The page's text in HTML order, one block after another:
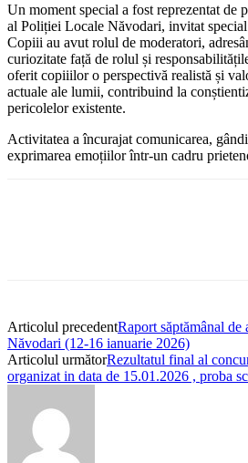
Un moment special a fost reprezentat de
al Poliției Locale Năvodari, invitat
Copiii au avut rolul de moderatori,
curiozitate față de rolul și
oferit copiiilor o perspectivă realistă și
actuale ale lumii, contribuind la
pericolelor existente.
Activitatea a încurajat comunicarea,
exprimarea emoțiilor într-un cadru
Articolul precedentRaport săptămânal
Năvodari (12-16 ianuarie 2026)
Articolul următorRezultatul final al
organizat in data de 15.01.2026 , proba